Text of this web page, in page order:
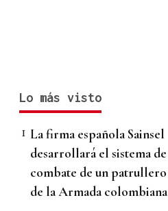
Lo más visto
La firma española Sainsel
desarrollará el sistema de
combate de un patrullero
de la Armada colombiana